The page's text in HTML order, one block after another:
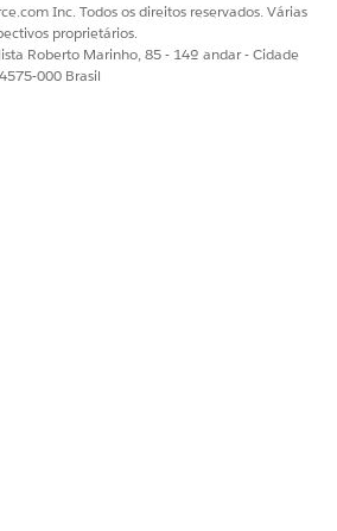
Inc. Todos os direitos reservados. Várias
proprietários.
Roberto Marinho, 85 - 14º andar - Cidade
000 Brasil